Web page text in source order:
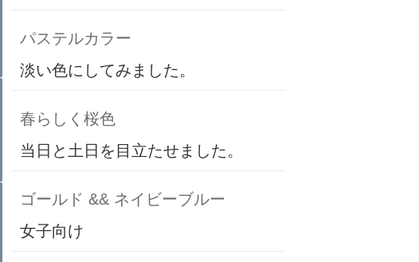
パステルカラー
淡い色にしてみました。
春らしく桜色
当日と土日を目立たせました。
ゴールド && ネイビーブルー
女子向け